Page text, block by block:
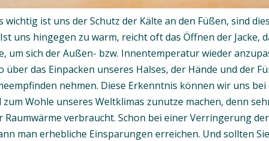
wichtig ist uns der Schutz der Kälte an den Füßen, sind
uns hingegen zu warm, reicht oft das Öffnen der Jacke,
um sich der Außen- bzw. Innentemperatur wieder
über das Einpacken unseres Halses, der Hände und der
nehmen. Diese Erkenntnis können wir uns
Wohle unseres Weltklimas zunutze machen, denn
Raumwärme verbraucht. Schon bei einer Verringerung
man erhebliche Einsparungen erreichen. Und sollten